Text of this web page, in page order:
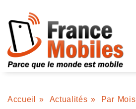
Accueil » Actualités » Par Mois